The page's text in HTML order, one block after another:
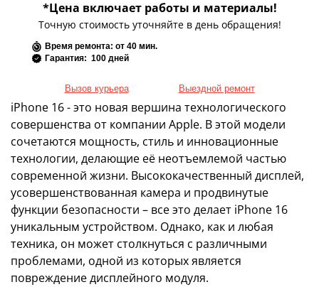
*Цена включает работы и материалы!
Точную стоимость уточняйте в день обращения!
Время ремонта: от 40 мин.
Гарантия: 100 дней
Вызов курьера Выездной ремонт
iPhone 16 - это новая вершина технологического
совершенства от компании Apple. В этой модели
сочетаются мощность, стиль и инновационные
технологии, делающие её неотъемлемой частью
современной жизни. Высококачественный дисплей,
усовершенствованная камера и продвинутые
функции безопасности – все это делает iPhone 16
уникальным устройством. Однако, как и любая
техника, он может столкнуться с различными
проблемами, одной из которых является
повреждение дисплейного модуля.